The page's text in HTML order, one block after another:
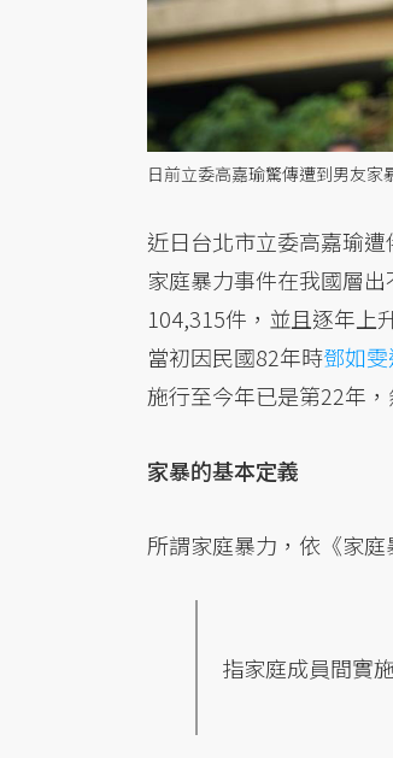
日前立委高嘉瑜驚傳遭到男友家
近日台北市立委高嘉瑜
家庭暴力事件在我國層
104,315件，並且逐年上
當初因民國82年時鄧如
施行至今年已是第22年
家暴的基本定義
所謂家庭暴力，依《家
指家庭成員間實